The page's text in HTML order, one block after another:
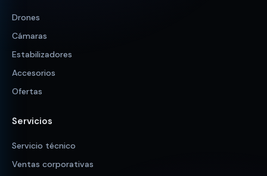
Drones
Cámaras
Estabilizadores
Accesorios
Ofertas
Servicios
Servicio técnico
Ventas corporativas